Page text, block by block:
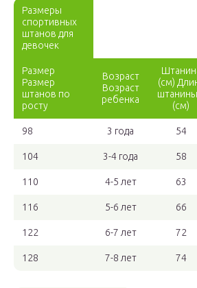
Размеры
спортивных
штанов для
девочек
Размер
Размер
штанов по
росту
Возраст
Возраст
ребенка
(см)
(см)
98 3 года 54
104 3-4 года 58
110 4-5 лет 63
116 5-6 лет 66
122 6-7 лет 72
128 7-8 лет 74